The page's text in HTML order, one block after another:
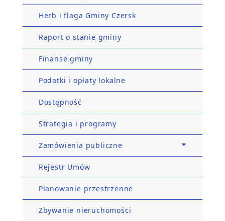
Herb i flaga Gminy Czersk
Raport o stanie gminy
Finanse gminy
Podatki i opłaty lokalne
Dostępność
Strategia i programy
Zamówienia publiczne
Rejestr Umów
Planowanie przestrzenne
Zbywanie nieruchomości